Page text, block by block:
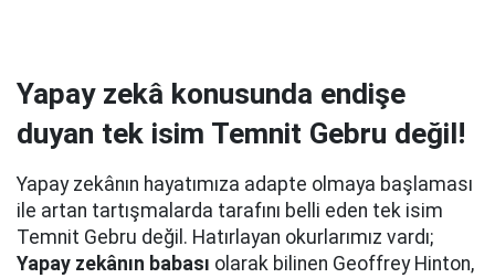
Yapay zekâ konusunda endişe
duyan tek isim Temnit Gebru değil!
Yapay zekânın hayatımıza adapte olmaya başlaması
ile artan tartışmalarda tarafını belli eden tek isim
Temnit Gebru değil. Hatırlayan okurlarımız vardı;
Yapay zekânın babası olarak bilinen Geoffrey Hinton,